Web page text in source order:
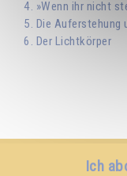
4. »Wenn ihr nicht
5. Die Auferstehung
6. Der Lichtkörper
Ich